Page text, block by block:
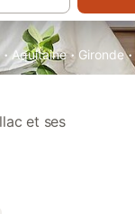
· Aquitaine · Gironde ·
et ses